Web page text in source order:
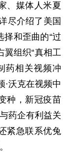
、媒体人米夏
尽介绍了美国
和歪曲的“过
翼组织“真相工
药相关视频冲
·沃克在视频中
种，新冠疫苗
药企有利益关
紧急联系优兔